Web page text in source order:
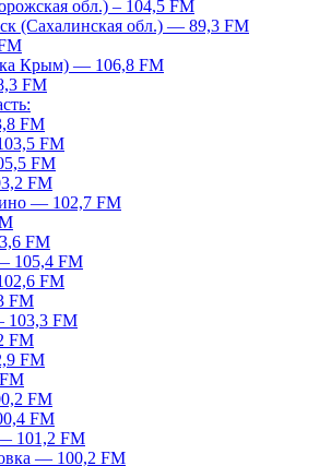
обл.) – 104,5 FM
(Сахалинская обл.) — 89,3 FM
Крым) — 106,8 FM
FM
FM
FM
FM
FM
— 102,7 FM
FM
105,4 FM
FM
FM
103,3 FM
FM
FM
FM
FM
101,2 FM
— 100,2 FM